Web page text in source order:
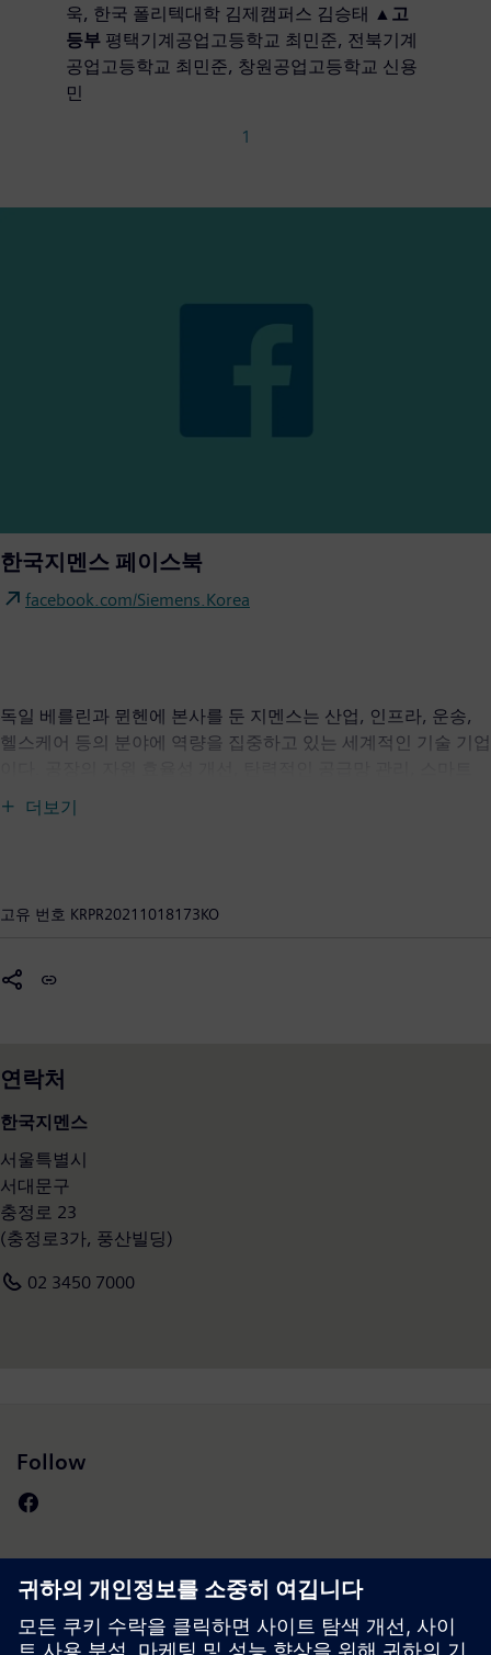
욱, 한국 폴리텍대학 김제캠퍼스 김승태 ▲ 고
등부 평택기계공업고등학교 최민준, 전북기계
공업고등학교 최민준, 창원공업고등학교 신용
민
1
한국지멘스 페이스북
facebook.com/Siemens.Korea
독일 베를린과 뮌헨에 본사를 둔 지멘스는 산업, 인프라, 운송,
헬스케어 등의 분야에 역량을 집중하고 있는 세계적인 기술 기업
빌딩 및 그리드는 물론, 보다 친환경적이고 편리한 운송 서비스
와 첨단 헬스케어 서비스 분야에 이르기까지 지멘스의 기술은 고
지원한다. 지멘스는 헬스케어 산업의 미래를 견인하고 있는 세
대 지분을 보유하고 있다. 또한 지멘스는 발전 및 송전 분야 글로
술과 글로벌 경험을 바탕으로 국내 기업과의 상생을 위한 다양한
사업 협력과 적극적인 투자, 개발 활동에 앞장서고 있다. 또한 국
내에서 다양한 사회공헌 활동을 펼치는 한편, 한국의 우수한 인
재 양성을 위해 국내 여러 대학들과 산학협력 관계를 맺고 있다.
www.siemens.co.kr
더보기
고유 번호 KRPR20211018173KO
연락처
한국지멘스
서울특별시
서대문구
충정로 23
(충정로3가, 풍산빌딩)
02 3450 7000
Follow